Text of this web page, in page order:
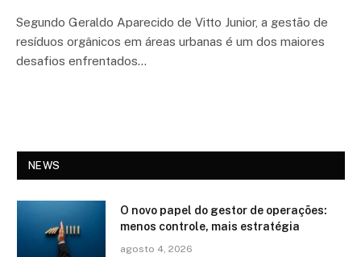
Segundo Geraldo Aparecido de Vitto Junior, a gestão de
resíduos orgânicos em áreas urbanas é um dos maiores
desafios enfrentados…
NEWS
O novo papel do gestor de operações:
menos controle, mais estratégia
agosto 4, 2026